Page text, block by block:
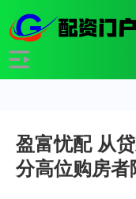
盈富忧配 从
分高位购房者